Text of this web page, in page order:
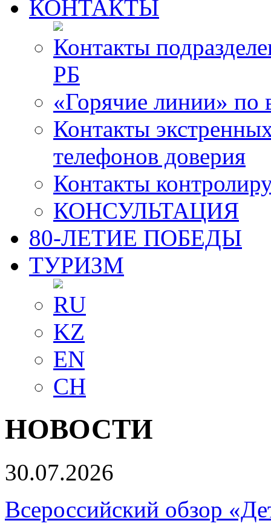
КОНТАКТЫ
Контакты
РБ
«Горячие линии» по
Контакты
телефонов доверия
Контакты
КОНСУЛЬТАЦИЯ
80-ЛЕТИЕ ПОБЕДЫ
ТУРИЗМ
RU
KZ
EN
CH
НОВОСТИ
30.07.2026
Всероссийский обзор